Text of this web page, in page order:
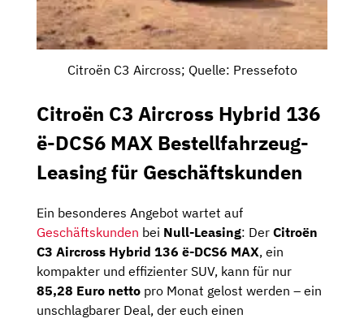
Citroën C3 Aircross; Quelle: Pressefoto
Citroën C3 Aircross Hybrid 136
ë-DCS6 MAX Bestellfahrzeug-
Leasing für Geschäftskunden
Ein besonderes Angebot wartet auf
Geschäftskunden bei Null-Leasing: Der Citroën
C3 Aircross Hybrid 136 ë-DCS6 MAX, ein
kompakter und effizienter SUV, kann für nur
85,28 Euro netto pro Monat gelost werden – ein
unschlagbarer Deal, der euch einen